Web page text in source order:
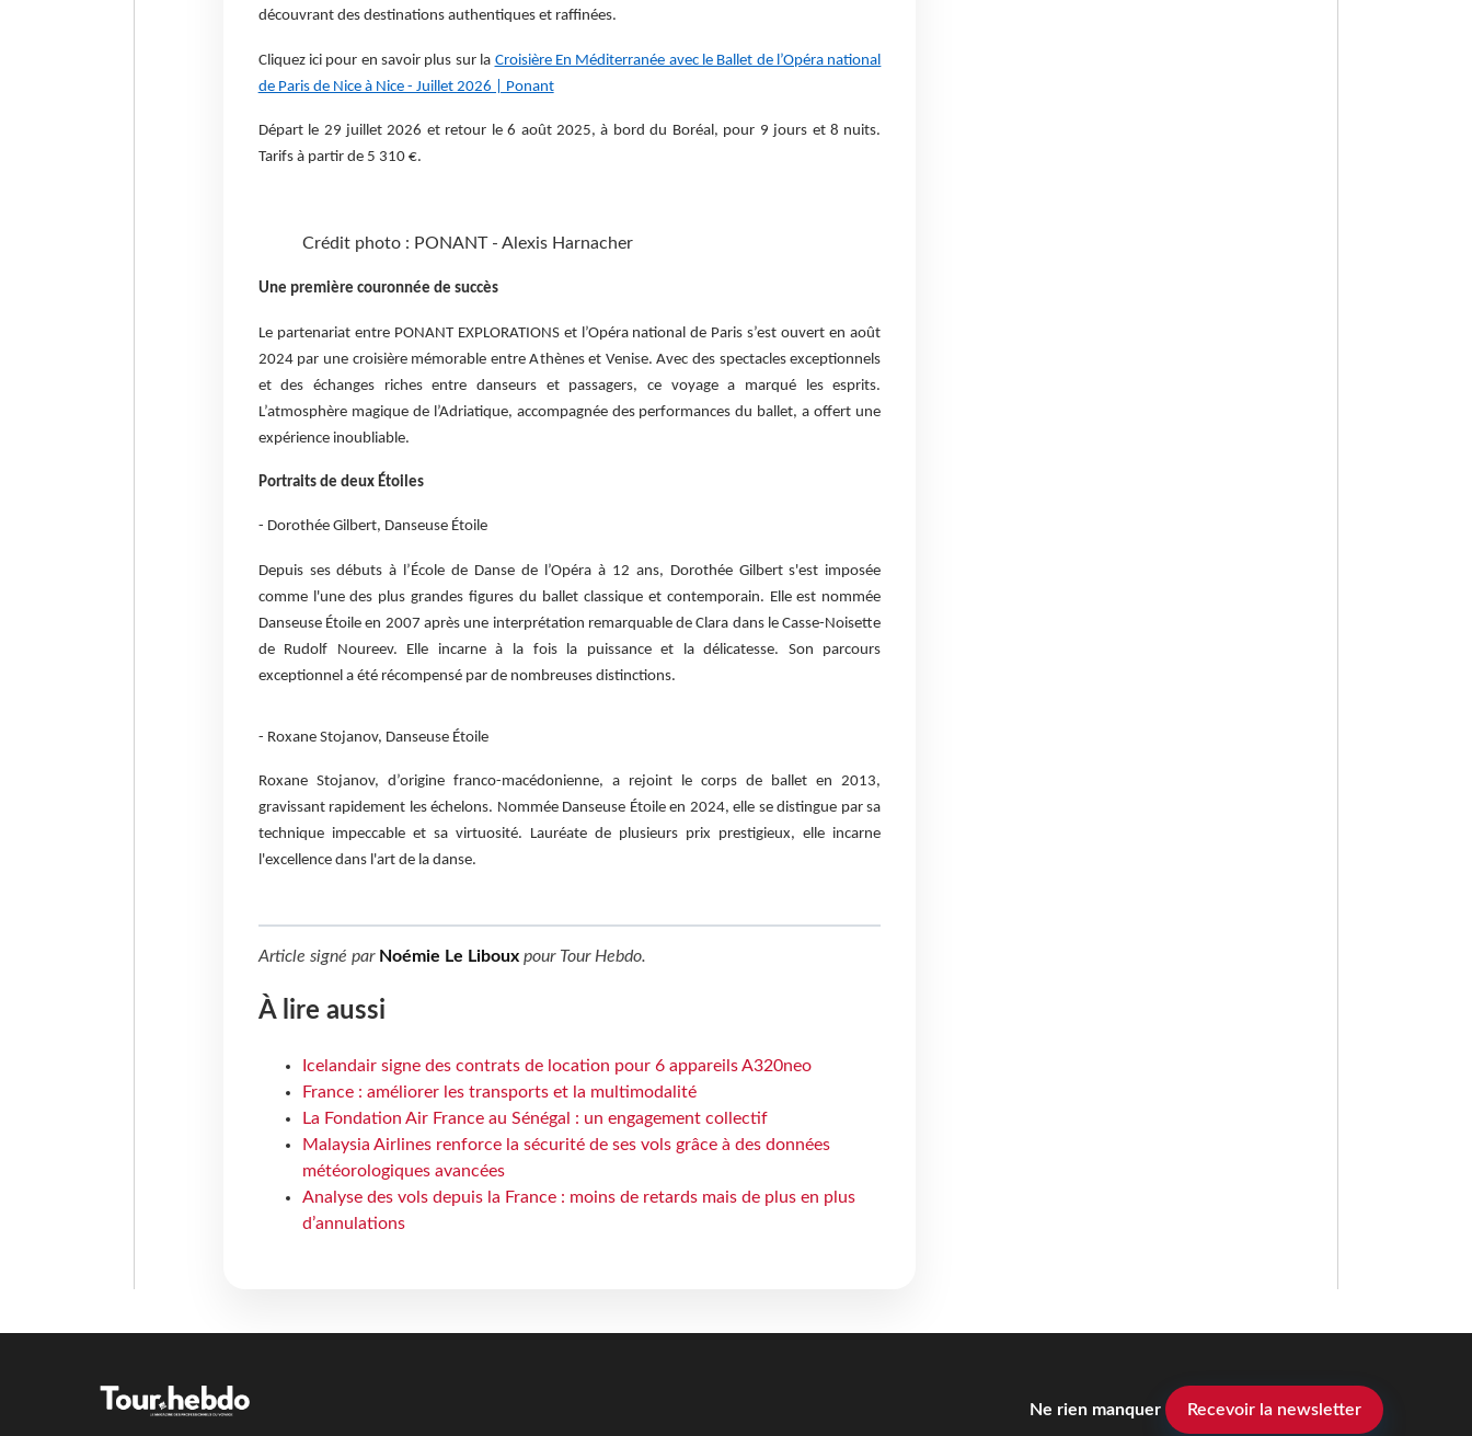
découvrant des destinations authentiques et raffinées.
Cliquez ici pour en savoir plus sur la Croisière En Méditerranée avec le Ballet de l’Opéra national
de Paris de Nice à Nice - Juillet 2026 | Ponant
Départ le 29 juillet 2026 et retour le 6 août 2025, à bord du Boréal, pour 9 jours et 8 nuits.
Tarifs à partir de 5 310 €.
Crédit photo : PONANT - Alexis Harnacher
Une première couronnée de succès
Le partenariat entre PONANT EXPLORATIONS et l’Opéra national de Paris s’est ouvert en août
2024 par une croisière mémorable entre Athènes et Venise. Avec des spectacles exceptionnels
et des échanges riches entre danseurs et passagers, ce voyage a marqué les esprits.
L’atmosphère magique de l’Adriatique, accompagnée des performances du ballet, a offert une
expérience inoubliable.
Portraits de deux Étoiles
- Dorothée Gilbert, Danseuse Étoile
Depuis ses débuts à l’École de Danse de l’Opéra à 12 ans, Dorothée Gilbert s'est imposée
comme l'une des plus grandes figures du ballet classique et contemporain. Elle est nommée
Danseuse Étoile en 2007 après une interprétation remarquable de Clara dans le Casse-Noisette
de Rudolf Noureev. Elle incarne à la fois la puissance et la délicatesse. Son parcours
exceptionnel a été récompensé par de nombreuses distinctions.
- Roxane Stojanov, Danseuse Étoile
Roxane Stojanov, d’origine franco-macédonienne, a rejoint le corps de ballet en 2013,
gravissant rapidement les échelons. Nommée Danseuse Étoile en 2024, elle se distingue par sa
technique impeccable et sa virtuosité. Lauréate de plusieurs prix prestigieux, elle incarne
l'excellence dans l'art de la danse.
Article signé par Noémie Le Libouxpour Tour Hebdo.
À lire aussi
Icelandair signe des contrats de location pour 6 appareils A320neo
France : améliorer les transports et la multimodalité
La Fondation Air France au Sénégal : un engagement collectif
Malaysia Airlines renforce la sécurité de ses vols grâce à des données
météorologiques avancées
Analyse des vols depuis la France : moins de retards mais de plus en plus
d’annulations
Ne rien manquer Recevoir la newsletter